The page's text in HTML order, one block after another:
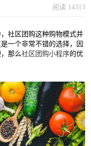
阅读 14313
社区团购这种购物模式并
一个非常不错的选择，因
那么社区团购小程序的优